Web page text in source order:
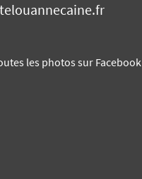
les photos sur Facebook